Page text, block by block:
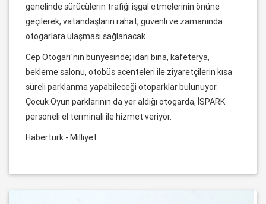
genelinde sürücülerin trafiği işgal etmelerinin önüne
geçilerek, vatandaşların rahat, güvenli ve zamanında
otogarlara ulaşması sağlanacak.
Cep Otogarı`nın bünyesinde; idari bina, kafeterya,
bekleme salonu, otobüs acenteleri ile ziyaretçilerin kısa
süreli parklanma yapabileceği otoparklar bulunuyor.
Çocuk Oyun parklarının da yer aldığı otogarda, İSPARK
personeli el terminali ile hizmet veriyor.
Habertürk - Milliyet